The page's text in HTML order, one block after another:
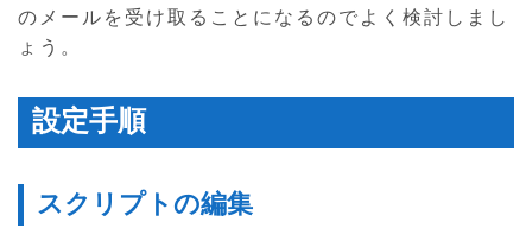
のメールを受け取ることになるのでよく検討しまし
ょう。
設定手順
スクリプトの編集